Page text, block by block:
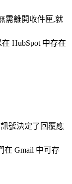
需離開收件匣,就
HubSpot 中存在
號決定了回覆應
在 Gmail 中可存